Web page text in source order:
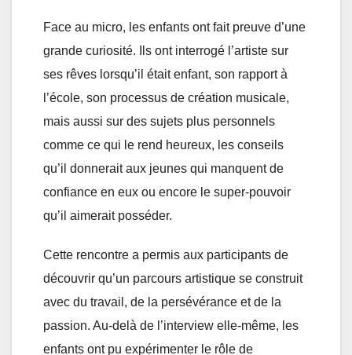
Face au micro, les enfants ont fait preuve d’une
grande curiosité. Ils ont interrogé l’artiste sur
ses rêves lorsqu’il était enfant, son rapport à
l’école, son processus de création musicale,
mais aussi sur des sujets plus personnels
comme ce qui le rend heureux, les conseils
qu’il donnerait aux jeunes qui manquent de
confiance en eux ou encore le super-pouvoir
qu’il aimerait posséder.
Cette rencontre a permis aux participants de
découvrir qu’un parcours artistique se construit
avec du travail, de la persévérance et de la
passion. Au-delà de l’interview elle-même, les
enfants ont pu expérimenter le rôle de